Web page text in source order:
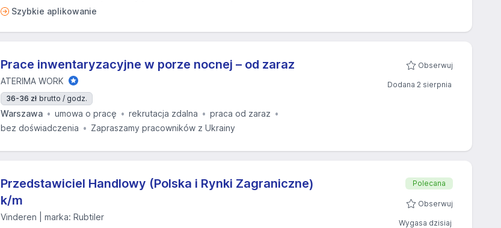
Szybkie aplikowanie
Prace inwentaryzacyjne w porze nocnej – od zaraz
ATERIMA WORK
36-36 zł brutto / godz.
Warszawa umowa o pracę rekrutacja zdalna
praca od zaraz
bez doświadczenia
Zapraszamy pracowników z Ukrainy
Obserwuj
Dodana 2 sierpnia
Przedstawiciel Handlowy (Polska i Rynki Zagraniczne)
k/m
Vinderen | marka: Rubtiler
Polecana
Obserwuj
Wygasa dzisiaj